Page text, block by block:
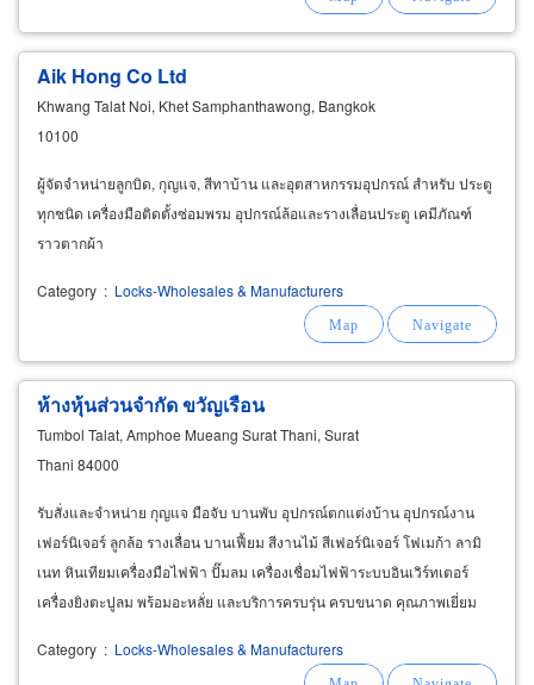
Aik Hong Co Ltd
Khwang Talat Noi, Khet Samphanthawong, Bangkok
10100
ผู้จัดจำหน่ายลูกบิด, กุญแจ, สีทาบ้าน และอุตสาหกรรมอุปกรณ์ สำหรับ ประตู
ทุกชนิด เครื่องมือติดตั้งซ่อมพรม อุปกรณ์ล้อและรางเลื่อนประตู เคมีภัณฑ์
ราวตากผ้า
Category : Locks-Wholesales & Manufacturers
ห้างหุ้นส่วนจำกัด ขวัญเรือน
Tumbol Talat, Amphoe Mueang Surat Thani, Surat
Thani 84000
รับสั่งและจำหน่าย กุญแจ มือจับ บานพับ อุปกรณ์ตกแต่งบ้าน อุปกรณ์งาน
เฟอร์นิเจอร์ ลูกล้อ รางเลื่อน บานเฟี้ยม สีงานไม้ สีเฟอร์นิเจอร์ โฟเมก้า ลามิ
เนท หินเทียมเครื่องมือไฟฟ้า ปั๊มลม เครื่องเชื่อมไฟฟ้าระบบอินเวิร์ทเตอร์
เครื่องยิงตะปูลม พร้อมอะหลั่ย และบริการครบรุ่น ครบขนาด คุณภาพเยี่ยม
Category : Locks-Wholesales & Manufacturers